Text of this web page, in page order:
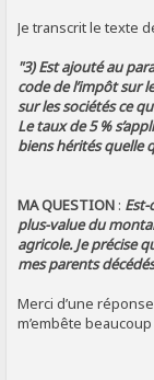
Je transcrit le texte
"3) Est ajouté au
code de l’impôt sur
sur les sociétés ce
Le taux de 5 %
biens hérités quelle
MA QUESTION : Est-
plus-value du
agricole. Je précise
mes parents
Merci d’une
m’embête beaucoup